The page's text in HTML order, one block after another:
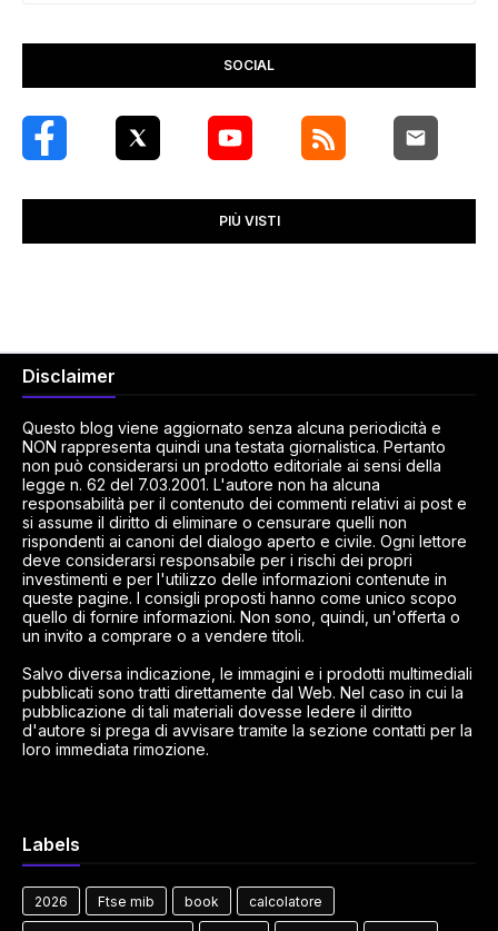
SOCIAL
PIÙ VISTI
Disclaimer
Questo blog viene aggiornato senza alcuna periodicità e
NON rappresenta quindi una testata giornalistica. Pertanto
non può considerarsi un prodotto editoriale ai sensi della
legge n. 62 del 7.03.2001. L'autore non ha alcuna
responsabilità per il contenuto dei commenti relativi ai post e
si assume il diritto di eliminare o censurare quelli non
rispondenti ai canoni del dialogo aperto e civile. Ogni lettore
deve considerarsi responsabile per i rischi dei propri
investimenti e per l'utilizzo delle informazioni contenute in
queste pagine. I consigli proposti hanno come unico scopo
quello di fornire informazioni. Non sono, quindi, un'offerta o
un invito a comprare o a vendere titoli.
Salvo diversa indicazione, le immagini e i prodotti multimediali
pubblicati sono tratti direttamente dal Web. Nel caso in cui la
pubblicazione di tali materiali dovesse ledere il diritto
d'autore si prega di avvisare tramite la sezione contatti per la
loro immediata rimozione.
Labels
2026 Ftse mib book calcolatore